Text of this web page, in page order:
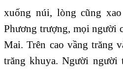
xuống núi, lòng cũng
Phương trượng, mọi người
Mai. Trên cao vầng trăng
trăng khuya. Người người